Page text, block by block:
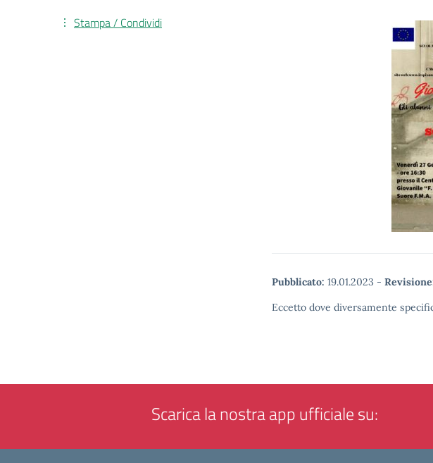
Pubblicato: 19.01.2023 -
Eccetto dove diversamente
Stampa / Condividi
Scarica la nostra app ufficiale su: